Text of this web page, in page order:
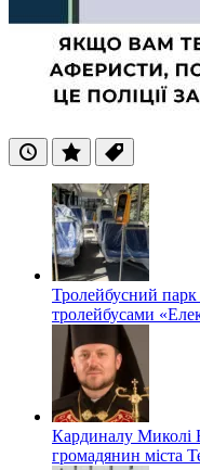
ОстанніПопулярні
Теги
Тролейбусний
тролейбусами
Кардиналу Миколі
громадянин міста